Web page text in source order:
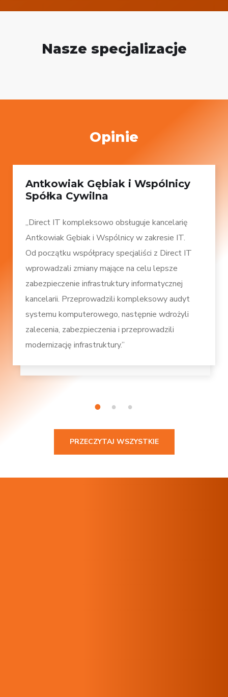
Nasze specjalizacje
Opinie
Antkowiak Gębiak i Wspólnicy
Spółka Cywilna
„Direct IT kompleksowo obsługuje kancelarię
Antkowiak Gębiak i Wspólnicy w zakresie IT.
Od początku współpracy specjaliści z Direct IT
wprowadzali zmiany mające na celu lepsze
zabezpieczenie infrastruktury informatycznej
kancelarii. Przeprowadzili kompleksowy audyt
systemu komputerowego, następnie wdrożyli
zalecenia, zabezpieczenia i przeprowadzili
modernizację infrastruktury.”
1 2 3
PRZECZYTAJ WSZYSTKIE